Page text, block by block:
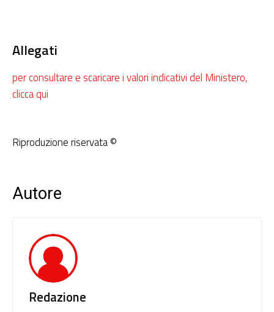
Allegati
per consultare e scaricare i valori indicativi del Ministero,
clicca qui
Riproduzione riservata ©
Autore
Redazione